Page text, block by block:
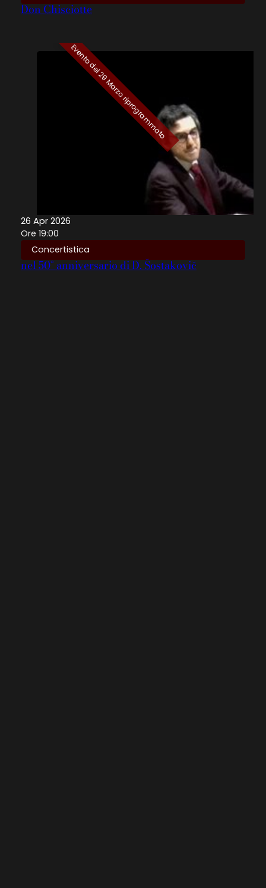
Don Chisciotte
Evento del 29 Marzo riprogrammato
26 Apr 2026
Ore 19:00
Concertistica
nel 50° anniversario di D. Šostakovič